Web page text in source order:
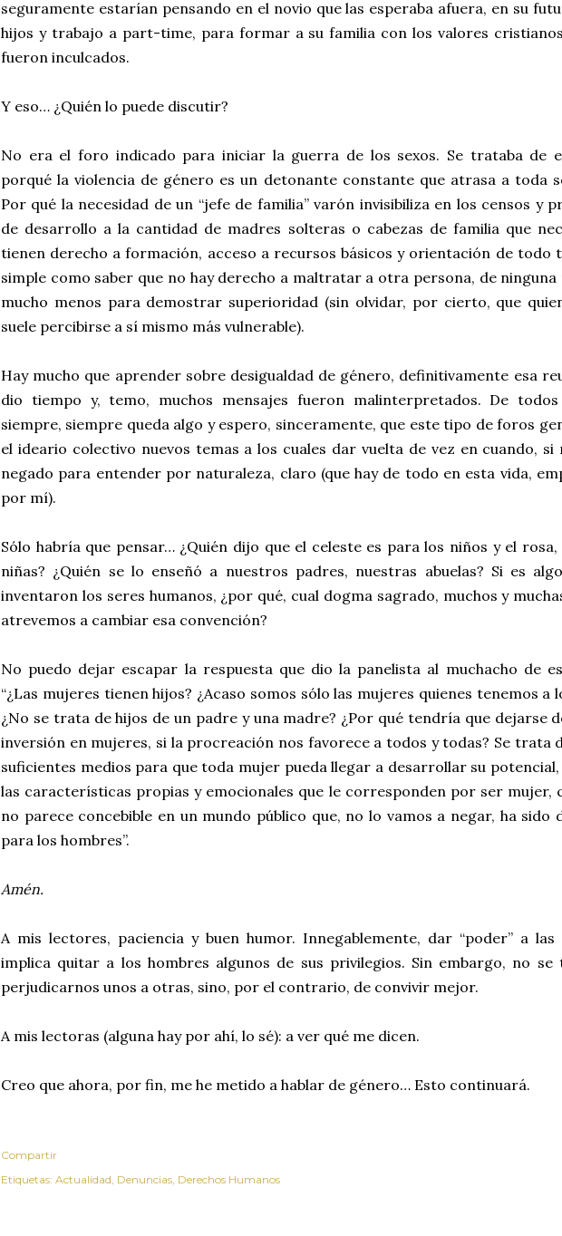
seguramente estarían pensando en el novio que las esperaba afuera, en su
hijos y trabajo a part-time, para formar a su familia con los valores
fueron inculcados.
Y eso… ¿Quién lo puede discutir?
No era el foro indicado para iniciar la guerra de los sexos. Se trataba de
porqué la violencia de género es un detonante constante que atrasa a toda
Por qué la necesidad de un “jefe de familia” varón invisibiliza en los censos y
de desarrollo a la cantidad de madres solteras o cabezas de familia que
tienen derecho a formación, acceso a recursos básicos y orientación de todo
simple como saber que no hay derecho a maltratar a otra persona, de ninguna
mucho menos para demostrar superioridad (sin olvidar, por cierto, que
suele percibirse a sí mismo más vulnerable).
Hay mucho que aprender sobre desigualdad de género, definitivamente esa
dio tiempo y, temo, muchos mensajes fueron malinterpretados. De todos
siempre, siempre queda algo y espero, sinceramente, que este tipo de foros
el ideario colectivo nuevos temas a los cuales dar vuelta de vez en cuando, si
negado para entender por naturaleza, claro (que hay de todo en esta vida,
por mí).
Sólo habría que pensar… ¿Quién dijo que el celeste es para los niños y el rosa,
niñas? ¿Quién se lo enseñó a nuestros padres, nuestras abuelas? Si es
inventaron los seres humanos, ¿por qué, cual dogma sagrado, muchos y
atrevemos a cambiar esa convención?
No puedo dejar escapar la respuesta que dio la panelista al muchacho de
“¿Las mujeres tienen hijos? ¿Acaso somos sólo las mujeres quienes tenemos a
¿No se trata de hijos de un padre y una madre? ¿Por qué tendría que dejarse
inversión en mujeres, si la procreación nos favorece a todos y todas? Se trata
suficientes medios para que toda mujer pueda llegar a desarrollar su
las características propias y emocionales que le corresponden por ser mujer,
no parece concebible en un mundo público que, no lo vamos a negar, ha sido
para los hombres”.
Amén.
A mis lectores, paciencia y buen humor. Innegablemente, dar “poder” a las
implica quitar a los hombres algunos de sus privilegios. Sin embargo, no
perjudicarnos unos a otras, sino, por el contrario, de convivir mejor.
A mis lectoras (alguna hay por ahí, lo sé): a ver qué me dicen.
Creo que ahora, por fin, me he metido a hablar de género… Esto continuará.
Compartir
Etiquetas: Actualidad Denuncias Derechos Humanos